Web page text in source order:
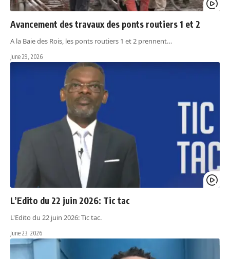
Avancement des travaux des ponts routiers 1 et 2
A la Baie des Rois, les ponts routiers 1 et 2 prennent…
June 29, 2026
L’Edito du 22 juin 2026: Tic tac
L'Edito du 22 juin 2026: Tic tac.
June 23, 2026